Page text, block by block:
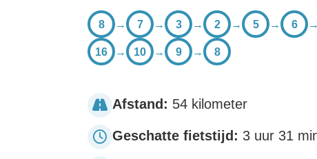
8 → 7 → 3 → 2 → 5 → 6 →
16 → 10 → 9 → 8
Afstand: 54 kilometer
Geschatte fietstijd: 3 uur 31